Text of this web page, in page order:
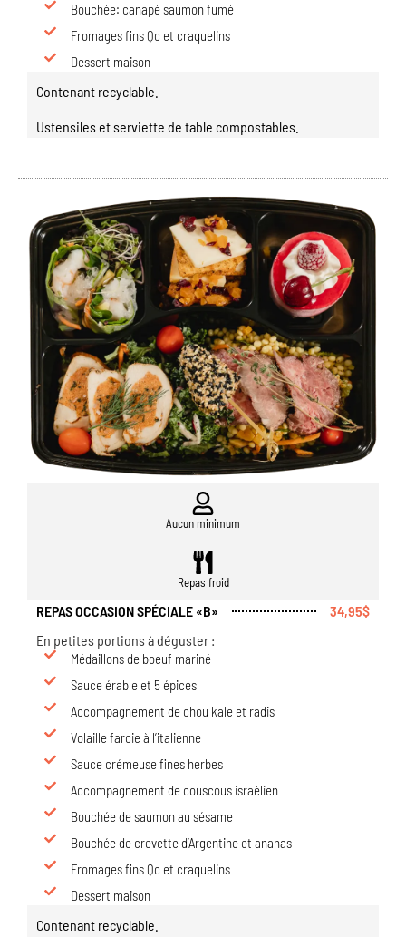
Bouchée: canapé saumon fumé
Fromages fins Qc et craquelins
Dessert maison
Contenant recyclable.
Ustensiles et serviette de table compostables.
Aucun minimum
Repas froid
REPAS OCCASION SPÉCIALE «B»
34,95$
En petites portions à déguster :
Médaillons de boeuf mariné
Sauce érable et 5 épices
Accompagnement de chou kale et radis
Volaille farcie à l’italienne
Sauce crémeuse fines herbes
Accompagnement de couscous israélien
Bouchée de saumon au sésame
Bouchée de crevette d’Argentine et ananas
Fromages fins Qc et craquelins
Dessert maison
Contenant recyclable.